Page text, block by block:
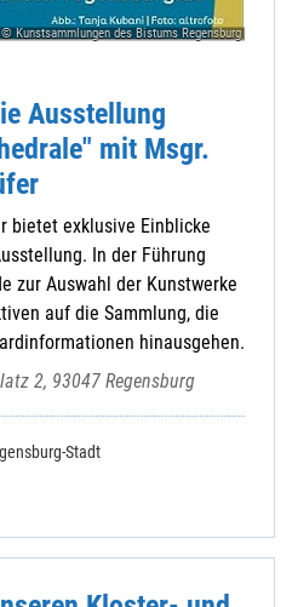
© Kunstsammlungen des Bistums Regensburg
Ausstellung
mit Msgr.
bietet exklusive Einblicke
In der Führung
zur Auswahl der Kunstwerke
auf die Sammlung, die
hinausgehen.
2, 93047 Regensburg
Stadt